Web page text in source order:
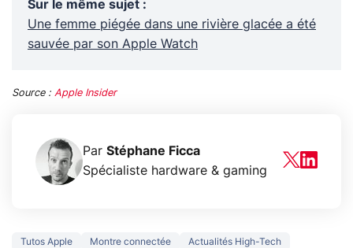
Sur le même sujet :
Une femme piégée dans une rivière glacée a été
sauvée par son Apple Watch
Source : Apple Insider
Par Stéphane Ficca
Spécialiste hardware & gaming
Tutos Apple Montre connectée
Actualités High-Tech